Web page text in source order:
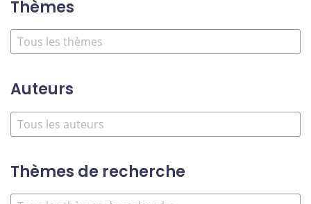
Thèmes
Auteurs
Thèmes de recherche